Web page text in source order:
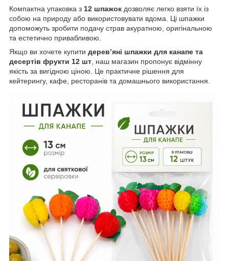
Компактна упаковка з 12 шпажок дозволяє легко взяти їх із
собою на природу або використовувати вдома. Ці шпажки
допоможуть зробити подачу страв акуратною, оригінальною
та естетично привабливою.
Якщо ви хочете купити дерев’яні шпажки для канапе та
десертів фрукти 12 шт, наш магазин пропонує відмінну
якість за вигідною ціною. Це практичне рішення для
кейтерингу, кафе, ресторанів та домашнього використання.